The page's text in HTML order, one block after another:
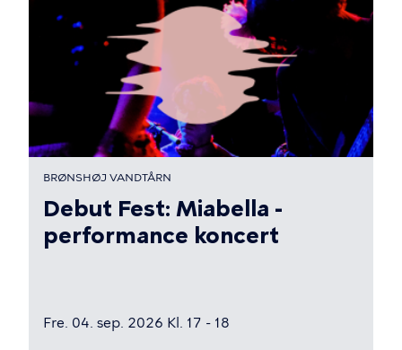
BRØNSHØJ VANDTÅRN
Debut Fest: Miabella -
performance koncert
Fre. 04. sep. 2026 Kl. 17 - 18